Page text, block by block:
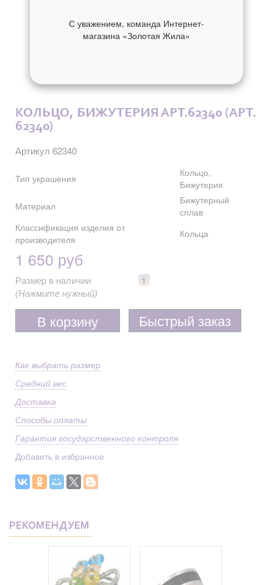
КОЛЬЦО, БИЖУТЕРИЯ АРТ.62340 (АРТ.
62340)
Артикул 62340
Тип украшения
Кольцо,
Бижутерия
Материал
Бижутерный
сплав
Классификация изделия от
производителя
Кольца
1 650 руб
Размер в наличии
(Нажмите нужный)
1
В корзину Быстрый заказ
Как выбрать размер
Средний вес
Доставка
Способы оплаты
Гарантия государственного контроля
Добавить в избранное
РЕКОМЕНДУЕМ
С уважением, команда Интернет-
магазина «Золотая Жила»